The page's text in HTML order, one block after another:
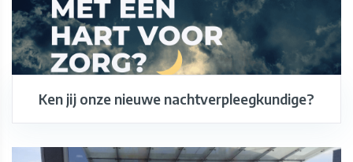
Ken jij onze nieuwe nachtverpleegkundige?